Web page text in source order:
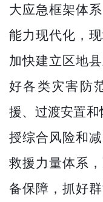
大应急框架体
能力现代化，
加快建立区地
好各类灾害防
援、过渡安置和
授综合风险和
救援力量体系
备保障，抓好